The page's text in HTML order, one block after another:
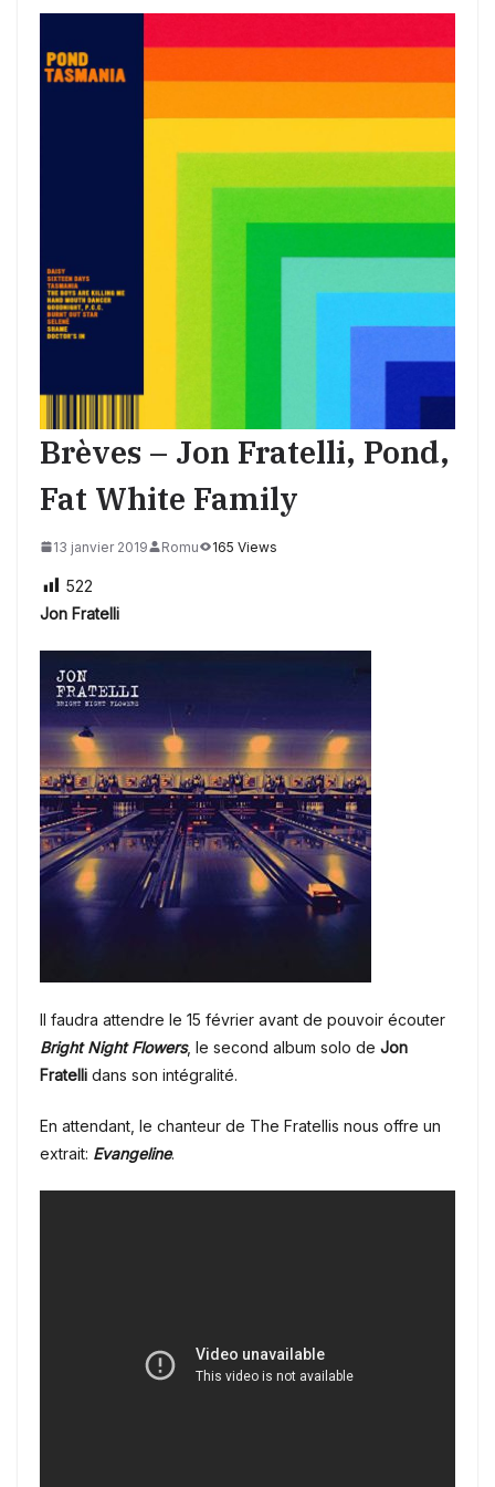
Brèves – Jon Fratelli, Pond,
Fat White Family
13 janvier 2019 Romu 165 Views
522
Jon Fratelli
Il faudra attendre le 15 février avant de pouvoir écouter
Bright Night Flowers, le second album solo de Jon
Fratelli dans son intégralité.
En attendant, le chanteur de The Fratellis nous offre un
extrait: Evangeline.